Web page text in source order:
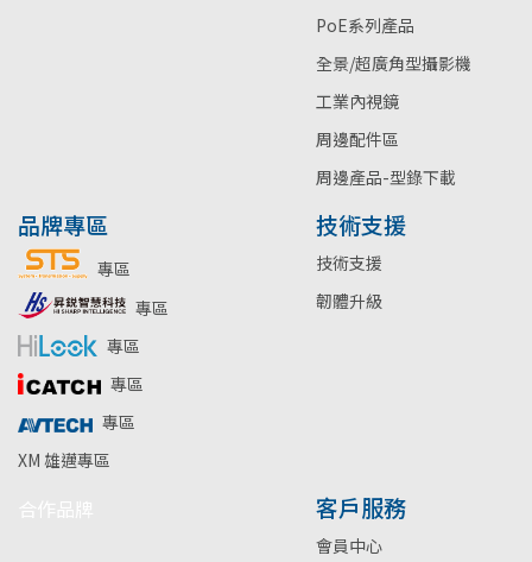
PoE系列產品
全景/超廣角型攝影機
工業內視鏡
周邊配件區
周邊產品-型錄下載
品牌專區
專區
專區
專區
專區
專區
XM 雄邁專區
技術支援
技術支援
韌體升級
客戶服務
會員中心